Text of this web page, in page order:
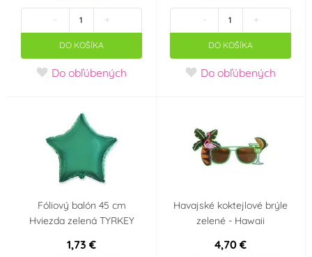
Harry Potter Veľká noc
Dinosaurus Popelka Disney
beruška a černý
kocour
Super Mario Multicolor
Hudební párty Disco
1. narozeniny holčičí Avengers
- +
DO KOŠÍKA
Do obľúbených
- +
DO KOŠÍKA
Do obľúbených
Fóliový balón 45 cm
Hviezda zelená TYRKEY
1,73 €
Havajské koktejlové brýle
zelené - Hawaii
4,70 €